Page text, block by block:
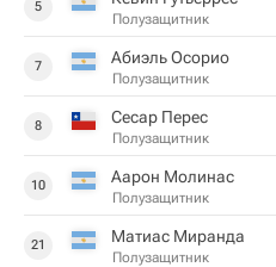
5
Полузащитник
7 Абиэль Осорио
Полузащитник
8 Сесар Перес
Полузащитник
10 Аарон Молинас
Полузащитник
21 Матиас Миранда
Полузащитник